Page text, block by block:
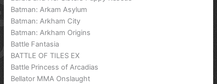
Batman: Arkam Asylum
Batman: Arkham City
Batman: Arkham Origins
Battle Fantasia
BATTLE OF TILES EX
Battle Princess of Arcadias
Bellator MMA Onslaught